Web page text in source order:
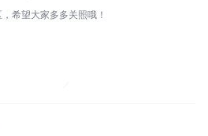
希望大家多多关照哦！